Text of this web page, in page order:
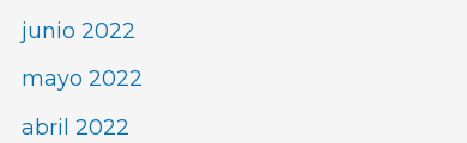
junio 2022
mayo 2022
abril 2022